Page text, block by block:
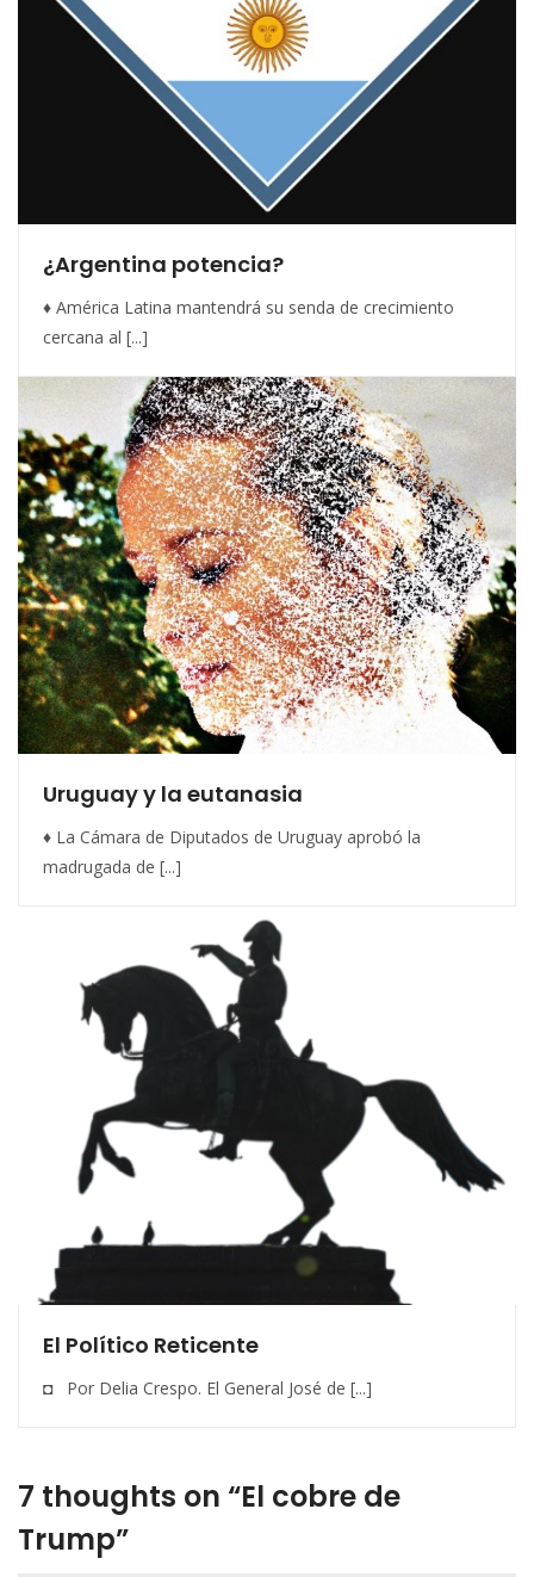
¿Argentina potencia?
♦ América Latina mantendrá su senda de crecimiento
cercana al [...]
Uruguay y la eutanasia
♦ La Cámara de Diputados de Uruguay aprobó la
madrugada de [...]
El Político Reticente
◘ Por Delia Crespo. El General José de [...]
7 thoughts on “El cobre de
Trump”